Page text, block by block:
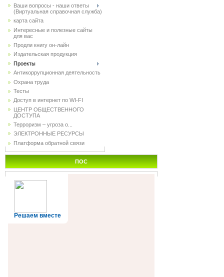
Ваши вопросы - наши ответы
(Виртуальная справочная служба)
карта сайта
Интересные и полезные сайты
для вас
Продли книгу он-лайн
Издательская продукция
Проекты
Антикоррупционная деятельность
Охрана труда
Тесты
Доступ в интернет по WI-FI
ЦЕНТР ОБЩЕСТВЕННОГО
ДОСТУПА
Терроризм – угроза о...
ЭЛЕКТРОННЫЕ РЕСУРСЫ
Платформа обратной связи
ПОС
Решаем вместе